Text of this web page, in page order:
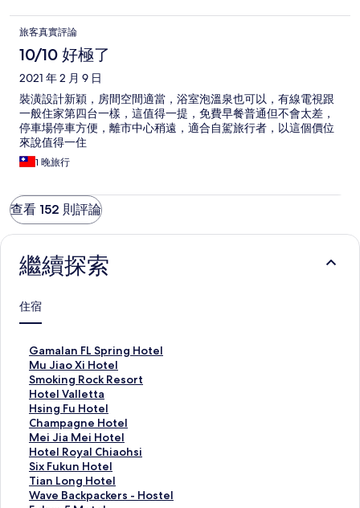
旅客真實評論
10/10 好極了
2021 年 2 月 9 日
裝潢設計新穎，房間空間適當，浴室泡溫泉也可以，有線電視跟
一般住家第四台一樣，這值得一提，免費早餐普通但不會太差，
停車場停車方便，離市中心稍遠，適合自駕旅行者，以這個價位
來說值得一住
1 晚旅行
查看 152 則評論
繼續探索
住宿
Gamalan FL Spring Hotel
G
a
m
a
l
a
n
F
L
S
p
Mu Jiao Xi Hotel
M
u
J
i
a
o
X
i
H
o
Smoking Rock Resort
S
m
o
k
i
n
g
R
o
Hotel Valletta
H
o
t
e
l
V
a
l
Hsing Fu Hotel
H
s
i
n
g
F
u
Champagne Hotel
C
h
a
m
p
a
Mei Jia Mei Hotel
M
e
i
J
i
Hotel Royal Chiaohsi
H
o
t
e
Six Fukun Hotel
S
i
x
Tian Long Hotel
T
iWave Backpackers - Hostel
W